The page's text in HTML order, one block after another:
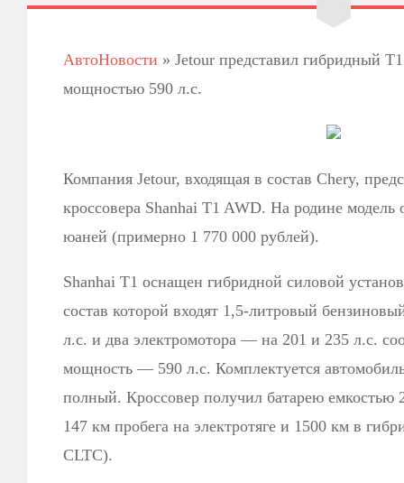
ВидеоОбзоры
АвтоНовости » Jetour представил гибридный
мощностью 590 л.с.
Компания Jetour, входящая в состав Chery,
кроссовера Shanhai T1 AWD. На родине модель
юаней (примерно 1 770 000 рублей).
Shanhai T1 оснащен гибридной силовой
состав которой входят 1,5-литровый
л.с. и два электромотора — на 201 и 235 л.с.
мощность — 590 л.с. Комплектуется
полный. Кроссовер получил батарею емкостью
147 км пробега на электротяге и 1500 км в
CLTC).